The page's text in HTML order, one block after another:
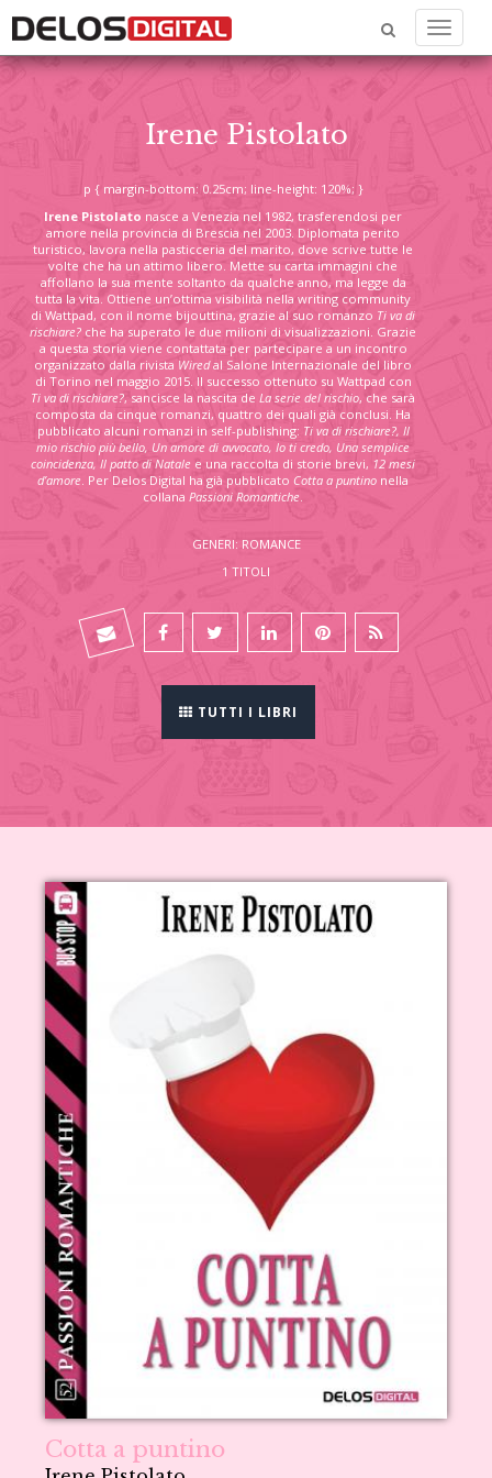
Menu
Irene Pistolato
p { margin-bottom: 0.25cm; line-height: 120%; }
Irene Pistolato nasce a Venezia nel 1982, trasferendosi per
amore nella provincia di Brescia nel 2003. Diplomata perito
turistico, lavora nella pasticceria del marito, dove scrive tutte le
volte che ha un attimo libero. Mette su carta immagini che
affollano la sua mente soltanto da qualche anno, ma legge da
tutta la vita. Ottiene un’ottima visibilità nella writing community
di Wattpad, con il nome bijouttina, grazie al suo romanzo Ti va di
rischiare? che ha superato le due milioni di visualizzazioni. Grazie
a questa storia viene contattata per partecipare a un incontro
organizzato dalla rivista Wiredal Salone Internazionale del libro
di Torino nel maggio 2015. Il successo ottenuto su Wattpad con
Ti va di rischiare?, sancisce la nascita de La serie del rischio, che sarà
composta da cinque romanzi, quattro dei quali già conclusi. Ha
pubblicato alcuni romanzi in self-publishing: Ti va di rischiare?, Il
mio rischio più bello, Un amore di avvocato, Io ti credo, Una semplice
coincidenza, Il patto di Natale e una raccolta di storie brevi, 12 mesi
d’amore. Per Delos Digital ha già pubblicato Cotta a puntino nella
collana Passioni Romantiche.
GENERI: ROMANCE
1 TITOLI
TUTTI I LIBRI
Cotta a puntino